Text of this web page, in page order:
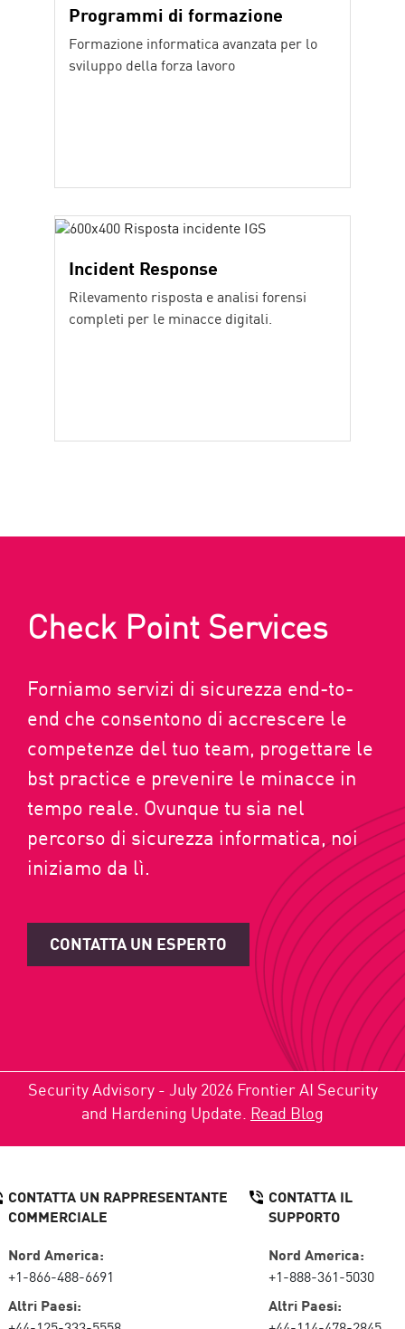
Programmi di formazione
Formazione informatica avanzata per lo
sviluppo della forza lavoro
Incident Response
Rilevamento risposta e analisi forensi
completi per le minacce digitali.
Check Point Services
Forniamo servizi di sicurezza end-to-
end che consentono di accrescere le
competenze del tuo team, progettare le
bst practice e prevenire le minacce in
tempo reale. Ovunque tu sia nel
percorso di sicurezza informatica, noi
iniziamo da lì.
CONTATTA UN ESPERTO
Security Advisory - July 2026 Frontier AI Security
and Hardening Update. Read Blog
CONTATTA UN RAPPRESENTANTE
COMMERCIALE
Nord America:
+1-866-488-6691
Altri Paesi:
CONTATTA IL
SUPPORTO
Nord America:
+1-888-361-5030
Altri Paesi: